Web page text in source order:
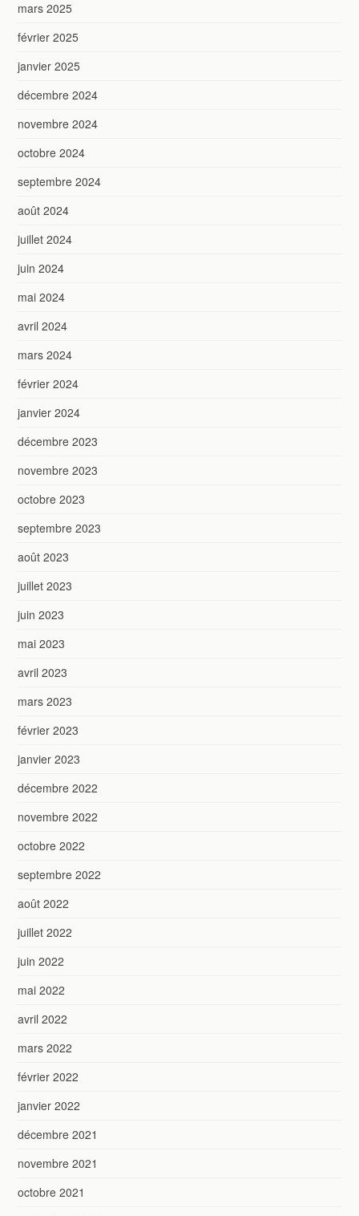
mars 2025
février 2025
janvier 2025
décembre 2024
novembre 2024
octobre 2024
septembre 2024
août 2024
juillet 2024
juin 2024
mai 2024
avril 2024
mars 2024
février 2024
janvier 2024
décembre 2023
novembre 2023
octobre 2023
septembre 2023
août 2023
juillet 2023
juin 2023
mai 2023
avril 2023
mars 2023
février 2023
janvier 2023
décembre 2022
novembre 2022
octobre 2022
septembre 2022
août 2022
juillet 2022
juin 2022
mai 2022
avril 2022
mars 2022
février 2022
janvier 2022
décembre 2021
novembre 2021
octobre 2021